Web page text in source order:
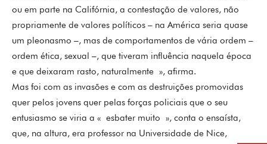
ou em parte na Califórnia, a contestação de valores, não
propriamente de valores políticos – na América seria quase
um pleonasmo –, mas de comportamentos de vária ordem –
ordem ética, sexual –, que tiveram influência naquela época
e que deixaram rasto, naturalmente », afirma.
Mas foi com as invasões e com as destruições promovidas
quer pelos jovens quer pelas forças policiais que o seu
entusiasmo se viria a « esbater muito », conta o ensaísta,
que, na altura, era professor na Universidade de Nice,